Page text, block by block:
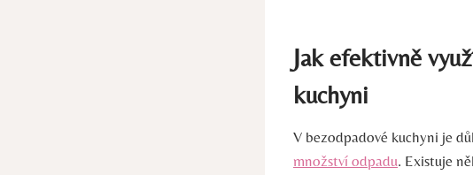
Jak efektivně
kuchyni
V bezodpadové kuchyni je
množství odpadu. Existuje